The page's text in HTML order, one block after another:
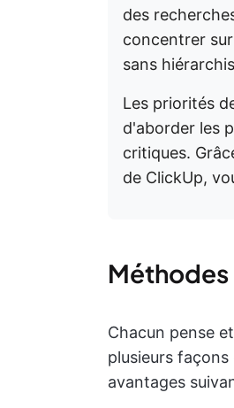
des
concentrer
sans
Les priorités
d'aborder les
critiques.
de ClickUp,
Chacun pense
plusieurs
avantages